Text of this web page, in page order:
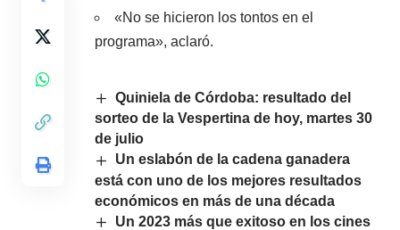
«No se hicieron los tontos en el
programa», aclaró.
Quiniela de Córdoba: resultado del
sorteo de la Vespertina de hoy, martes 30
de julio
Un eslabón de la cadena ganadera
está con uno de los mejores resultados
económicos en más de una década
Un 2023 más que exitoso en los cines